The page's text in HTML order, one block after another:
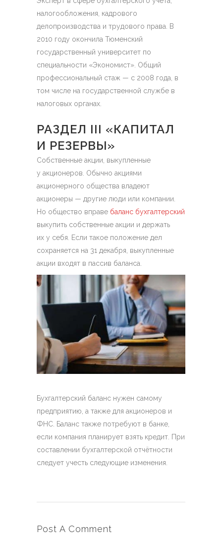
налогообложения, кадрового
делопроизводства и трудового права. В
2010 году окончила Тюменский
государственный университет по
специальности «Экономист». Общий
профессиональный стаж — с 2008 года, в
том числе на государственной службе в
налоговых органах.
РАЗДЕЛ III «КАПИТАЛ
И РЕЗЕРВЫ»
Собственные акции, выкупленные
у акционеров. Обычно акциями
акционерного общества владеют
акционеры — другие люди или компании.
Но общество вправе баланс бухгалтерский
выкупить собственные акции и держать
их у себя. Если такое положение дел
сохраняется на 31 декабря, выкупленные
акции входят в пассив баланса.
Бухгалтерский баланс нужен самому
предприятию, а также для акционеров и
ФНС. Баланс также потребуют в банке,
если компания планирует взять кредит. При
составлении бухгалтерской отчётности
следует учесть следующие изменения.
Post A Comment